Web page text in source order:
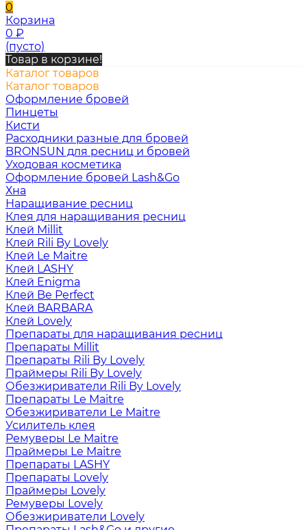
0
Корзина
0 ₽
(пусто)
Товар в корзине!
Каталог товаров
Каталог товаров
Оформление бровей
Пинцеты
Кисти
Расходники разные для бровей
BRONSUN для ресниц и бровей
Уходовая косметика
Оформление бровей Lash&Go
Хна
Наращивание ресниц
Клея для наращивания ресниц
Клей Millit
Клей Rili By Lovely
Клей Le Maitre
Клей LASHY
Клей Enigma
Клей Be Perfect
Клей BARBARA
Клей Lovely
Препараты для наращивания ресниц
Препараты Millit
Препараты Rili By Lovely
Праймеры Rili By Lovely
Обезжириватели Rili By Lovely
Препараты Le Maitre
Обезжириватели Le Maitre
Усилитель клея
Ремуверы Le Maitre
Праймеры Le Maitre
Препараты LASHY
Препараты Lovely
Праймеры Lovely
Ремуверы Lovely
Обезжириватели Lovely